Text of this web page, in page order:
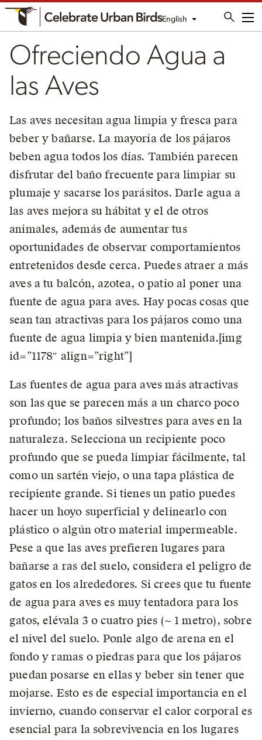
English
Ofreciendo Agua a
las Aves
Las aves necesitan agua limpia y fresca para
beber y bañarse. La mayoría de los pájaros
beben agua todos los días. También parecen
disfrutar del baño frecuente para limpiar su
plumaje y sacarse los parásitos. Darle agua a
las aves mejora su hábitat y el de otros
animales, además de aumentar tus
oportunidades de observar comportamientos
entretenidos desde cerca. Puedes atraer a más
aves a tu balcón, azotea, o patio al poner una
fuente de agua para aves. Hay pocas cosas que
sean tan atractivas para los pájaros como una
fuente de agua limpia y bien mantenida.[img
id=”1178″ align=”right”]
Las fuentes de agua para aves más atractivas
son las que se parecen más a un charco poco
profundo; los baños silvestres para aves en la
naturaleza. Selecciona un recipiente poco
profundo que se pueda limpiar fácilmente, tal
como un sartén viejo, o una tapa plástica de
recipiente grande. Si tienes un patio puedes
hacer un hoyo superficial y delinearlo con
plástico o algún otro material impermeable.
Pese a que las aves prefieren lugares para
bañarse a ras del suelo, considera el peligro de
gatos en los alrededores. Si crees que tu fuente
de agua para aves es muy tentadora para los
gatos, elévala 3 o cuatro pies (~ 1 metro), sobre
el nivel del suelo. Ponle algo de arena en el
fondo y ramas o piedras para que los pájaros
puedan posarse en ellas y beber sin tener que
mojarse. Esto es de especial importancia en el
invierno, cuando conservar el calor corporal es
esencial para la sobrevivencia en los lugares